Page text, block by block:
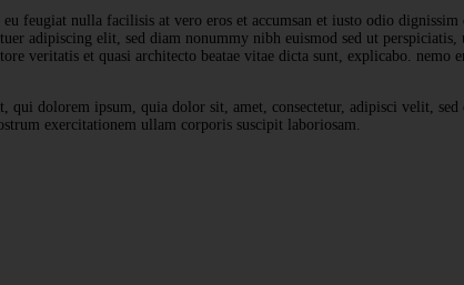
feugiat nulla facilisis at vero eros et accumsan et iusto odio dignissim
adipiscing elit, sed diam nonummy nibh euismod sed ut perspiciatis,
veritatis et quasi architecto beatae vitae dicta sunt, explicabo. nemo
qui dolorem ipsum, quia dolor sit, amet, consectetur, adipisci velit, sed
exercitationem ullam corporis suscipit laboriosam.